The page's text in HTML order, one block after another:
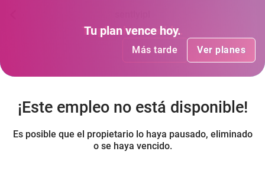
Tu plan ha vencido.
Más tarde Ver planes
Tu plan vence hoy.
Más tarde Ver planes
¡Este empleo no está disponible!
Es posible que el propietario lo haya pausado, eliminado
o se haya vencido.